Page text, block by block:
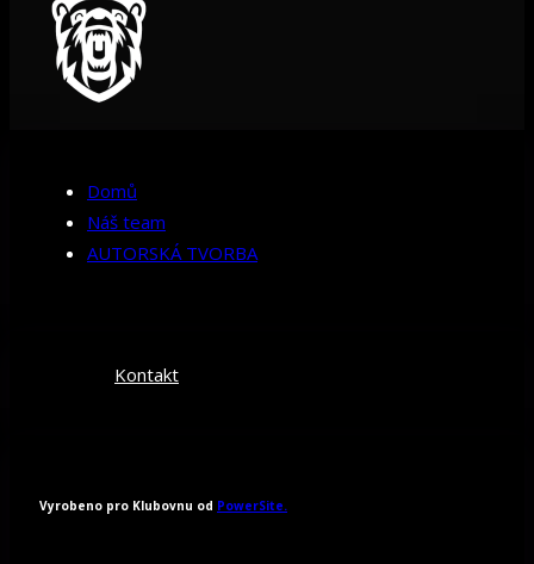
Domů
Náš team
AUTORSKÁ TVORBA
Kontakt
Vyrobeno pro Klubovnu od PowerSite.